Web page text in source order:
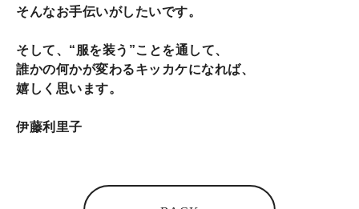
そんなお手伝いがしたいです。
そして、“服を装う”ことを通して、
誰かの何かが変わるキッカケになれば、
嬉しく思います。
伊藤利里子